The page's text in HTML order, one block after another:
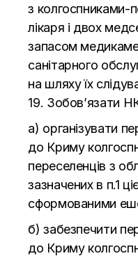
з колгоспниками-
лікаря і двох
запасом
санітарного
на шляху їх
19. Зобов’язати
а) організувати
до Криму
переселенців з
зазначених в п.1
сформованими
б) забезпечити
до Криму